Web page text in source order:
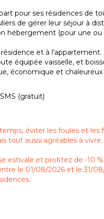
pour ses résidences de
de gérer leur séjour à
hébergement (pour une
et à l’appartement.
équipée vaisselle, et
économique et
(gratuit)
éviter les foules et les
tout aussi agréables à vivre.
estivale et profitez de -10
le 01/08/2026 et le 31/